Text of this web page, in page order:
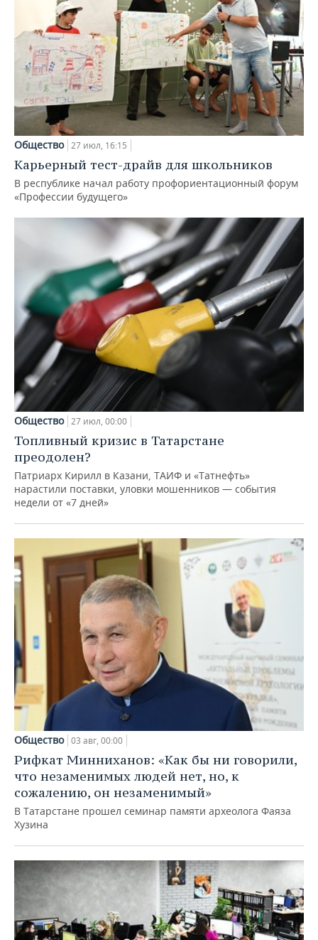
Общество 27 июл, 16:15
Карьерный тест-драйв для школьников
В республике начал работу профориентационный форум
«Профессии будущего»
Общество 27 июл, 00:00
Топливный кризис в Татарстане
преодолен?
Патриарх Кирилл в Казани, ТАИФ и «Татнефть»
нарастили поставки, уловки мошенников — события
недели от «7 дней»
Общество 03 авг, 00:00
Рифкат Минниханов: «Как бы ни говорили,
что незаменимых людей нет, но, к
сожалению, он незаменимый»
В Татарстане прошел семинар памяти археолога Фаяза
Хузина